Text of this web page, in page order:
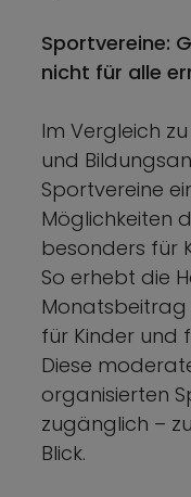
Sportvereine:
nicht für alle
Im Vergleich
und
Sportvereine
Möglichkeiten
besonders für
So erhebt die
Monatsbeitrag
für Kinder und
Diese
organisierten
zugänglich –
Blick.